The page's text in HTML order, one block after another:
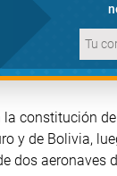
constitución
y de Bolivia,
dos aeronaves